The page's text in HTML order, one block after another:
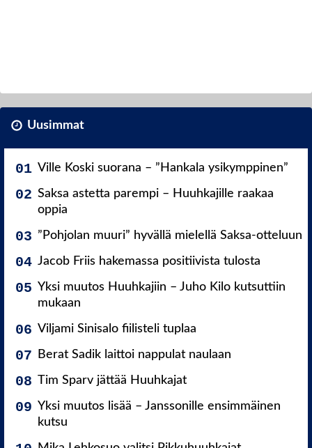
Uusimmat
Ville Koski suorana – ”Hankala ysikymppinen”
Saksa astetta parempi – Huuhkajille raakaa
oppia
”Pohjolan muuri” hyvällä mielellä Saksa-otteluun
Jacob Friis hakemassa positiivista tulosta
Yksi muutos Huuhkajiin – Juho Kilo kutsuttiin
mukaan
Viljami Sinisalo fiilisteli tuplaa
Berat Sadik laittoi nappulat naulaan
Tim Sparv jättää Huuhkajat
Yksi muutos lisää – Janssonille ensimmäinen
kutsu